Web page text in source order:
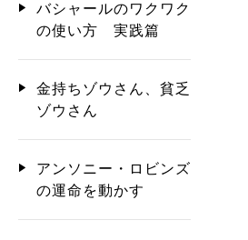
バシャールのワクワク
の使い方 実践篇
金持ちゾウさん、貧乏
ゾウさん
アンソニー・ロビンズ
の運命を動かす